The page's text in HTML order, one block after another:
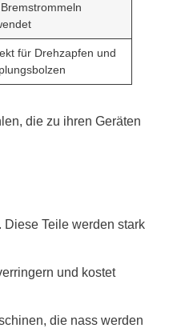
für Drehzapfen und
die zu ihren Geräten
Diese Teile werden stark
und kostet
die nass werden